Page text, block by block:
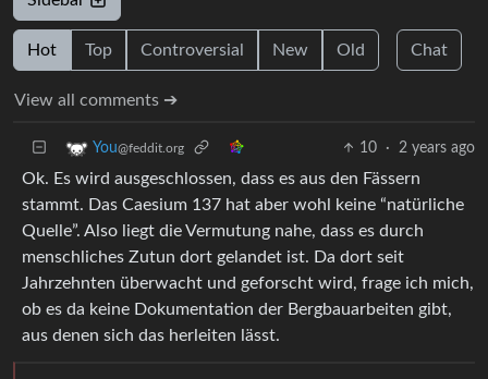
Hot Top Controversial New Old Chat
View all comments ➔
You@feddit.org 10 · 2 years ago
Ok. Es wird ausgeschlossen, dass es aus den Fässern
stammt. Das Caesium 137 hat aber wohl keine “natürliche
Quelle”. Also liegt die Vermutung nahe, dass es durch
menschliches Zutun dort gelandet ist. Da dort seit
Jahrzehnten überwacht und geforscht wird, frage ich mich,
ob es da keine Dokumentation der Bergbauarbeiten gibt,
aus denen sich das herleiten lässt.